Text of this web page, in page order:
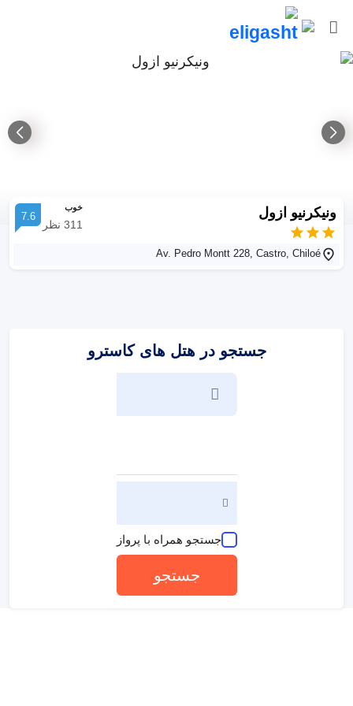
ونیکرنیو ازول خوب
311 نظر
7.6
Av. Pedro Montt 228, Castro, Chiloé
جستجو در هتل های کاسترو
جستجو همراه با پرواز
جستجو